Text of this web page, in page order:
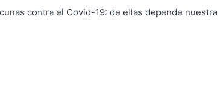
contra el Covid-19: de ellas depende nuestra